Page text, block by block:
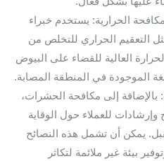
الحرارية: يستخدم خبراء
التعقيم الحراري للتخلص من
العالية للقضاء على البيوض
الموجودة في المنطقة المصابة.
بالإضافة إلى مكافحة الحشرات،
للعملاء حول الوقاية
يمكن أن تشمل هذه النصائح
بيئة غير ملائمة لتكاثر